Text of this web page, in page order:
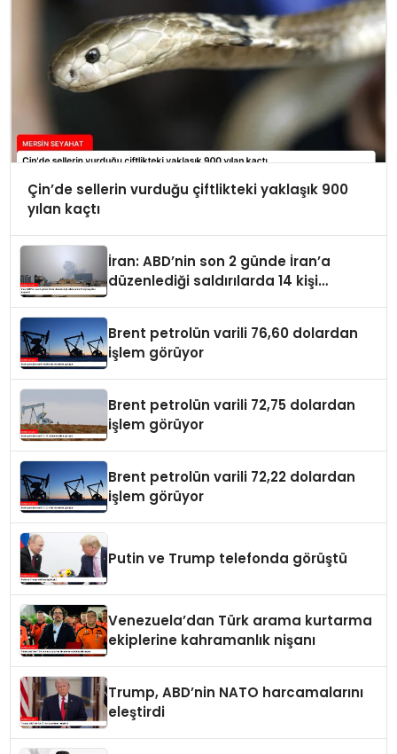
Çin’de sellerin vurduğu çiftlikteki yaklaşık 900
yılan kaçtı
İran: ABD’nin son 2 günde İran’a
düzenlediği saldırılarda 14 kişi
Brent petrolün varili 76,60 dolardan
işlem görüyor
Brent petrolün varili 72,75 dolardan
işlem görüyor
Brent petrolün varili 72,22 dolardan
işlem görüyor
Putin ve Trump telefonda görüştü
Venezuela’dan Türk arama kurtarma
ekiplerine kahramanlık nişanı
Trump, ABD’nin NATO harcamalarını
eleştirdi